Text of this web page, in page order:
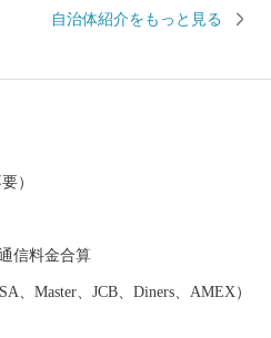
を誇る「知覧茶」や「さつまい
自治体紹介をもっと見る
）
信料金合算
、Master、JCB、Diners、AMEX）